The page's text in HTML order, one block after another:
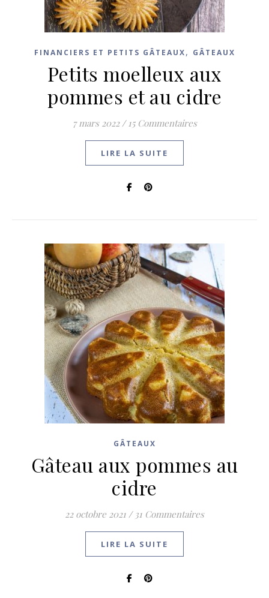
FINANCIERS ET PETITS GÂTEAUX, GÂTEAUX
Petits moelleux aux
pommes et au cidre
7 mars 2022 / 15 Commentaires
LIRE LA SUITE
GÂTEAUX
Gâteau aux pommes au
cidre
22 octobre 2021 / 31 Commentaires
LIRE LA SUITE